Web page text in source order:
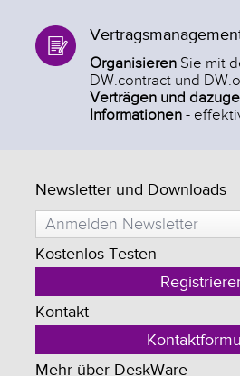
OrganisierenSie mit
DW.contract und
Verträgen und
Informationen-
Newsletter und Downloads
Anmelden Newsletter
Kostenlos Testen
Kontakt
Mehr über DeskWare